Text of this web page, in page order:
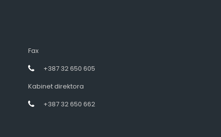
Fax
+387 32 650 605
Kabinet direktora
+387 32 650 662